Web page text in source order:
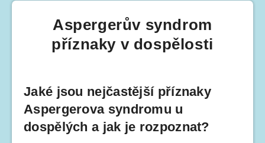
Aspergerův syndrom
příznaky v dospělosti
Jaké jsou nejčastější příznaky
Aspergerova syndromu u
dospělých a jak je rozpoznat?